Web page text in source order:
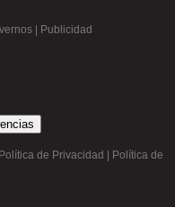
| Publicidad
Política de Privacidad
Política de